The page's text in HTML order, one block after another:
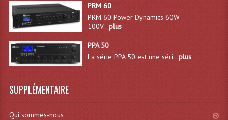
Consoles Numériques
Consoles Amplifiées
Lumière
PRM 60
PRM 60 Power Dynamics 60W
100V...plus
PPA 50
La série PPA 50 est une séri...plus
SUPPLÉMENTAIRE
Qui sommes-nous